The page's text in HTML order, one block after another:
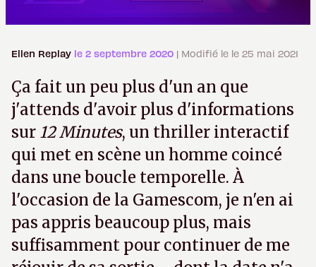
Ellen Replay le 2 septembre 2020 | Modifié le le 25 mai 2021
Ça fait un peu plus d'un an que
j'attends d'avoir plus d'informations
sur 12 Minutes, un thriller interactif
qui met en scène un homme coincé
dans une boucle temporelle. À
l'occasion de la Gamescom, je n'en ai
pas appris beaucoup plus, mais
suffisamment pour continuer de me